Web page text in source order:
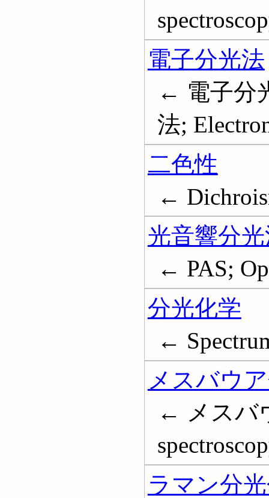
電子分光法
← 電子分
法;
二色性
←
光音響分
← PAS;
分光化学
←
メスバウ
← メスバ
ラマン分